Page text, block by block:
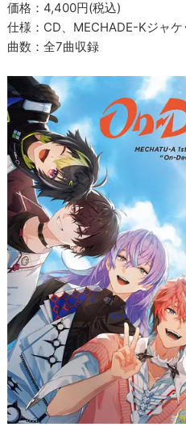
価格：4,400円(税込)
仕様：CD、MECHADE-Kジャ
曲数：全7曲収録